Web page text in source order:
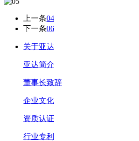
上一条04
下一条06
关于亚达
亚达简介
董事长致辞
企业文化
资质认证
行业专利